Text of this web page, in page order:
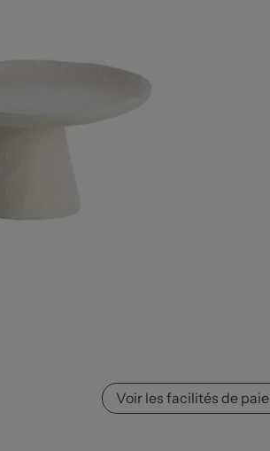
Voir les facilités de